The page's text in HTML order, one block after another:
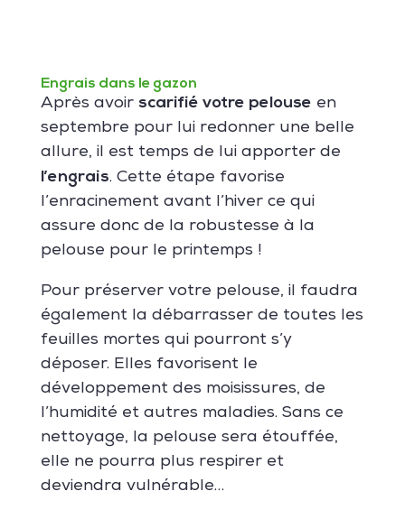
Engrais dans le gazon
Après avoir scarifié votre pelouse en
septembre pour lui redonner une belle
allure, il est temps de lui apporter de
l’engrais. Cette étape favorise
l’enracinement avant l’hiver ce qui
assure donc de la robustesse à la
pelouse pour le printemps !
Pour préserver votre pelouse, il faudra
également la débarrasser de toutes les
feuilles mortes qui pourront s’y
déposer. Elles favorisent le
développement des moisissures, de
l’humidité et autres maladies. Sans ce
nettoyage, la pelouse sera étouffée,
elle ne pourra plus respirer et
deviendra vulnérable…